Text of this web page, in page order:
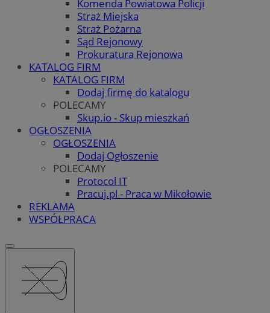
Komenda Powiatowa Policji
Straż Miejska
Straż Pożarna
Sąd Rejonowy
Prokuratura Rejonowa
KATALOG FIRM
KATALOG FIRM
Dodaj firmę do katalogu
POLECAMY
Skup.io - Skup mieszkań
OGŁOSZENIA
OGŁOSZENIA
Dodaj Ogłoszenie
POLECAMY
Protocol IT
Pracuj.pl - Praca w Mikołowie
REKLAMA
WSPÓŁPRACA